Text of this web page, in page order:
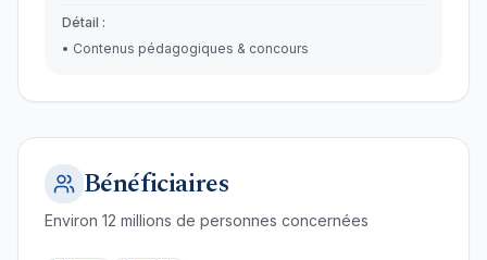
Détail :
• Contenus pédagogiques & concours
Bénéficiaires
Environ 12 millions de personnes concernées